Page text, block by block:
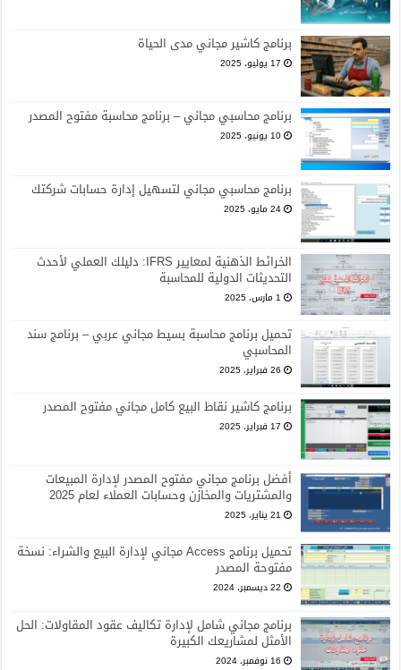
برنامج كاشير مجاني مدى الحياة
17 يوليو، 2025
برنامج محاسبي مجاني – برنامج محاسبة مفتوح المصدر
10 يونيو، 2025
برنامج محاسبي مجاني لتسهيل إدارة حسابات شركتك
24 مايو، 2025
الخرائط الذهنية لمعايير IFRS: دليلك العملي لأحدث
التحديثات الدولية للمحاسبة
1 مارس، 2025
تحميل برنامج محاسبة بسيط مجاني عربي – برنامج سند
المحاسبي
26 فبراير، 2025
برنامج كاشير نقاط البيع كامل مجاني مفتوح المصدر
17 فبراير، 2025
أفضل برنامج مجاني مفتوح المصدر لإدارة المبيعات
والمشتريات والمخازن وحسابات العملاء لعام 2025
21 يناير، 2025
تحميل برنامج Access مجاني لإدارة البيع والشراء: نسخة
مفتوحة المصدر
22 ديسمبر، 2024
برنامج مجاني شامل لإدارة تكاليف عقود المقاولات: الحل
الأمثل لمشاريعك الكبيرة
16 نوفمبر، 2024